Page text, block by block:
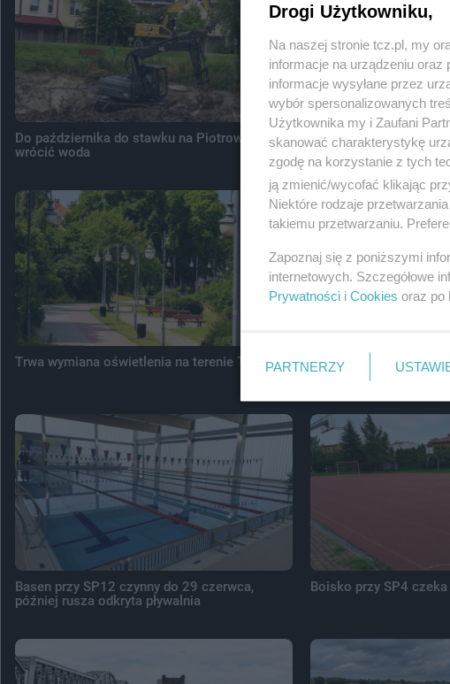
Do października do stawku na Piotrowie ma
wrócić woda
Egzamin ósmoklasisty
dzieci z Tczewa
Trwa wymiana oświetlenia na terenie Tczewa
Miasto składa kolejne
dofinansowanie
Basen przy SP12 czynny do 29 czerwca,
później rusza odkryta pływalnia
Boisko przy SP4
Drogi Użytkowniku,
Na naszej stronie tcz.pl, my
informacje na urządzeniu oraz
informacje wysyłane przez
wybór spersonalizowanych
Użytkownika my i Zaufani
skanować charakterystykę
zgodę na korzystanie z tych
ją zmienić/wycofać klikając
Niektóre rodzaje
takiemu przetwarzaniu.
Zapoznaj się z poniższymi
internetowych. Szczegółowe
Prywatności i Cookies oraz po
PARTNERZY